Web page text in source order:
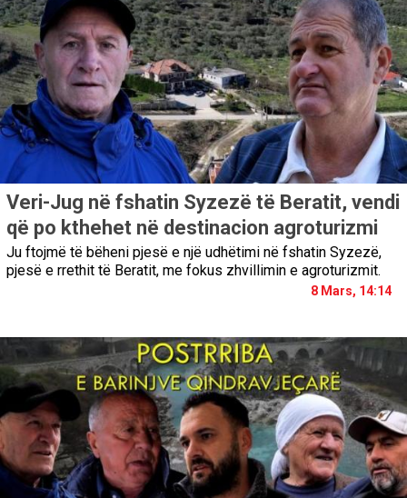
Veri-Jug në fshatin Syzezë të Beratit, vendi
që po kthehet në destinacion agroturizmi
Ju ftojmë të bëheni pjesë e një udhëtimi në fshatin Syzezë,
pjesë e rrethit të Beratit, me fokus zhvillimin e agroturizmit.
8 Mars, 14:14